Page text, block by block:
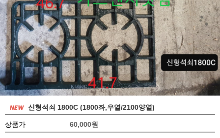
신형석쇠 1800C (1800좌,우열/2100양열)
상품가 60,000원